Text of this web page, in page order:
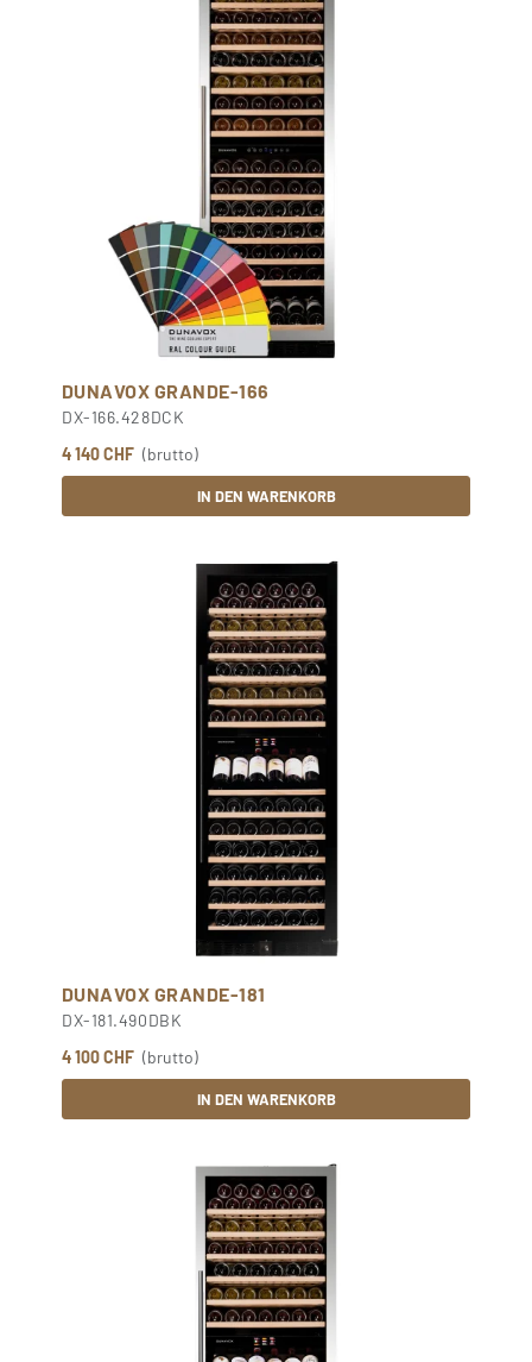
DUNAVOX GRANDE-166
DX-166.428DCK
4 140 CHF (brutto)
IN DEN WARENKORB
DUNAVOX GRANDE-181
DX-181.490DBK
4 100 CHF (brutto)
IN DEN WARENKORB